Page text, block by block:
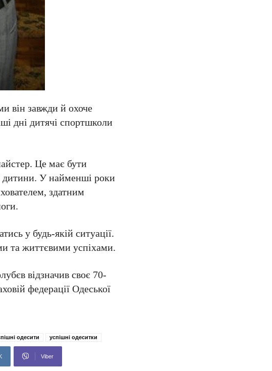
він завжди й охоче
дні дитячі спортшколи
Це має бути
дитини. У найменші роки
здатним
у будь-якій ситуації.
та життєвими успіхами.
відзначив своє 70-
федерації Одеської
одесити успішні одеситки
Viber